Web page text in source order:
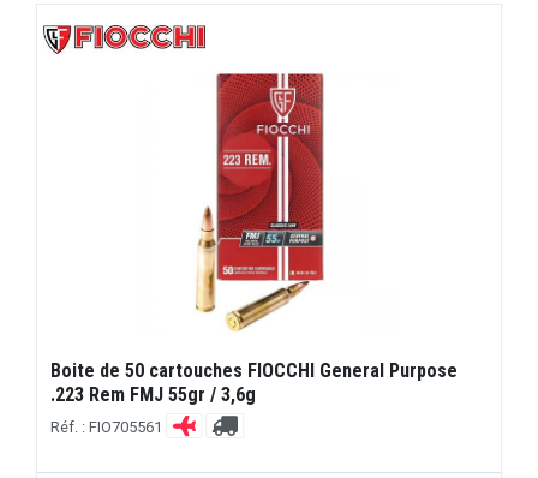
Boite de 50 cartouches FIOCCHI General Purpose
.223 Rem FMJ 55gr / 3,6g
Réf. : FIO705561